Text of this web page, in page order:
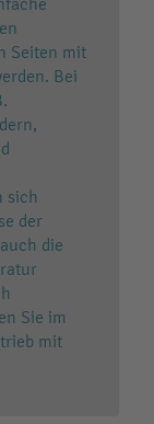
Seiten mit
Bei
sich
der
die
Sie im
mit